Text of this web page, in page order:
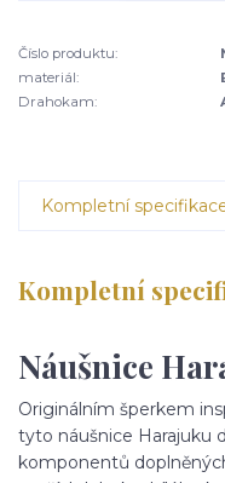
Číslo produktu:
materiál:
Drahokam:
Kompletní
Kompletní
Náušnice
Originálním šperkem
tyto náušnice Harajuku
komponentů